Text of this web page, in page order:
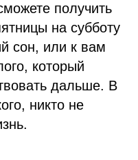
получить
на субботу
сон, или к вам
который
дальше. В
никто не